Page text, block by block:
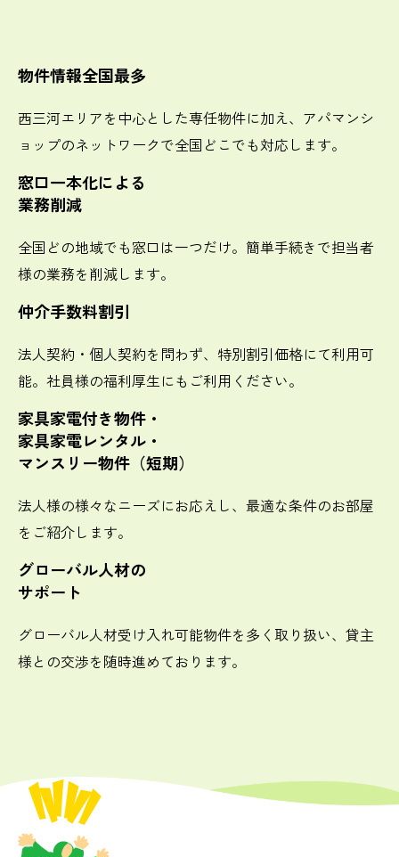
物件情報全国最多
西三河エリアを中心とした専任物件に加え、アパマンシ
ョップのネットワークで全国どこでも対応します。
窓口一本化による
業務削減
全国どの地域でも窓口は一つだけ。簡単手続きで担当者
様の業務を削減します。
仲介手数料割引
法人契約・個人契約を問わず、特別割引価格にて利用可
能。社員様の福利厚生にもご利用ください。
家具家電付き物件・
家具家電レンタル・
マンスリー物件（短期）
法人様の様々なニーズにお応えし、最適な条件のお部屋
をご紹介します。
グローバル人材の
サポート
グローバル人材受け入れ可能物件を多く取り扱い、貸主
様との交渉を随時進めております。